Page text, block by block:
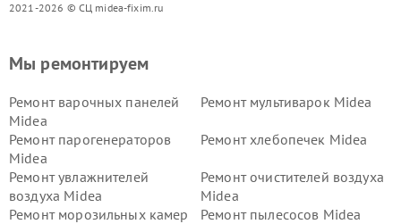
2021-2026 © СЦ midea-fixim.ru
Мы ремонтируем
Ремонт варочных панелей
Midea
Ремонт мультиварок Midea
Ремонт парогенераторов
Midea
Ремонт хлебопечек Midea
Ремонт увлажнителей
воздуха Midea
Ремонт очистителей воздуха
Midea
Ремонт морозильных камер
Ремонт пылесосов Midea